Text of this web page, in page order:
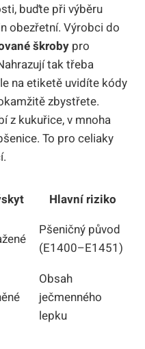
buďte při výběru
obezřetní. Výrobci do
škroby pro
tak třeba
na etiketě uvidíte kódy
zbystřete.
z kukuřice, v mnoha
To pro celiaky
Hlavní riziko
Pšeničný původ
(E1400–E1451)
Obsah
ječmenného
lepku